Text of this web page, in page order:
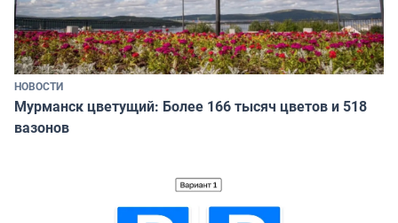
НОВОСТИ
Мурманск цветущий: Более 166 тысяч цветов и 518
вазонов